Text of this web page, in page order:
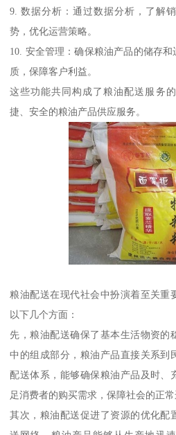
9. 数据分析：通过数据分析，了解
势，优化运营策略。
10. 安全管理：确保粮油产品的储存
质，保障客户利益。
这些功能共同构成了粮油配送服务
捷、安全的粮油产品供应服务。
粮油配送在现代社会中扮演着至关重
以下几个方面：
先，粮油配送确保了基本生活物资的
中的组成部分，粮油产品直接关系到
配送体系，能够确保粮油产品及时、
足消费者的购买需求，保障社会的正常
其次，粮油配送促进了资源的优化配